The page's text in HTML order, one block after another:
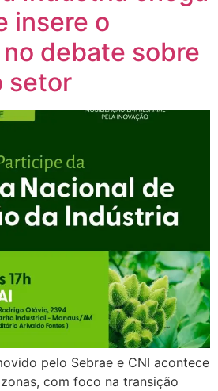
insere o
debate sobre
setor
pelo Sebrae e CNI acontece
com foco na transição